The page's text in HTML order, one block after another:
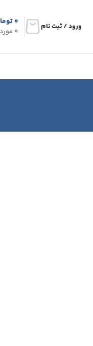
ورود / ثبت نام
0 مورد
۰